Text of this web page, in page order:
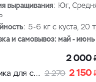
выращивания: Юг,
: 5-6 кг с куста, 20
и самовывоз: май -
2 000
5 шт + ОМК подкормка для саженцев 2 270 2 150